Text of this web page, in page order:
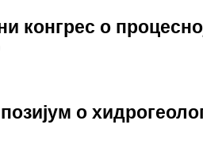
конгрес о
о